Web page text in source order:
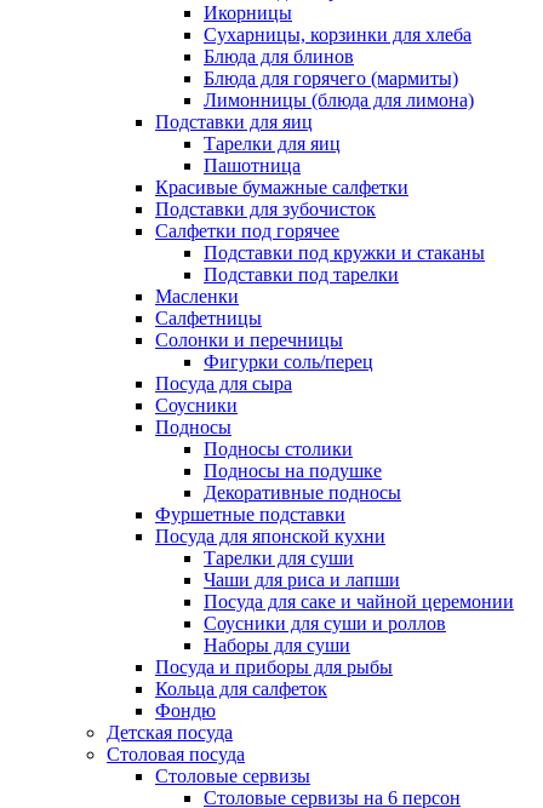
Икорницы
Сухарницы, корзинки для хлеба
Блюда для блинов
Блюда для горячего (мармиты)
Лимонницы (блюда для лимона)
Подставки для яиц
Тарелки для яиц
Пашотница
Красивые бумажные салфетки
Подставки для зубочисток
Салфетки под горячее
Подставки под кружки и стаканы
Подставки под тарелки
Масленки
Салфетницы
Солонки и перечницы
Фигурки соль/перец
Посуда для сыра
Соусники
Подносы
Подносы столики
Подносы на подушке
Декоративные подносы
Фуршетные подставки
Посуда для японской кухни
Тарелки для суши
Чаши для риса и лапши
Посуда для саке и чайной церемонии
Соусники для суши и роллов
Наборы для суши
Посуда и приборы для рыбы
Кольца для салфеток
Фондю
Детская посуда
Столовая посуда
Столовые сервизы
Столовые сервизы на 6 персон